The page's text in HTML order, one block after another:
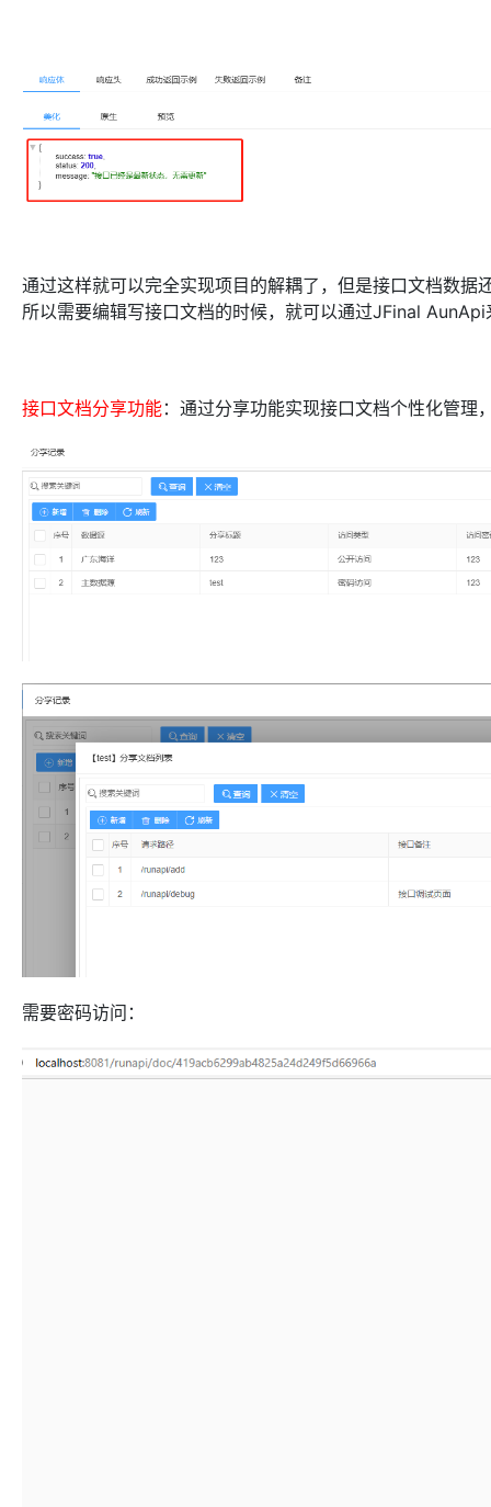
通过这样就可以完全实现项目的解耦了，但是接口文档数
所以需要编辑写接口文档的时候，就可以通过JFinal
接口文档分享功能：通过分享功能实现接口文档个性化管
需要密码访问：